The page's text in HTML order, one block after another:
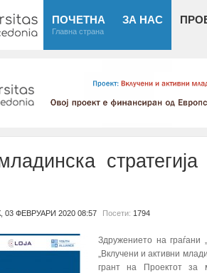
ПОЧЕТНА
Главна страна
ЗА НАС
ФЕВРУАРИ 2020 08:57 Посети: 1794
Здружението на
„Вклучени и активни
грант на Проектот за